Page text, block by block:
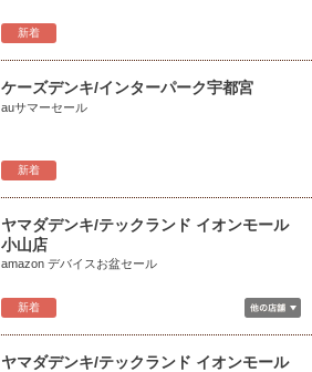
新着
新着
ケーズデンキ/インターパーク宇都宮
auサマーセール
新着
ヤマダデンキ/テックランド イオンモール
小山店
amazon デバイスお盆セール
ヤマダデンキ/テックランド イオンモール